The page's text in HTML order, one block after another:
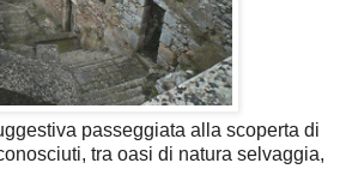
passeggiata alla scoperta di
tra oasi di natura selvaggia,